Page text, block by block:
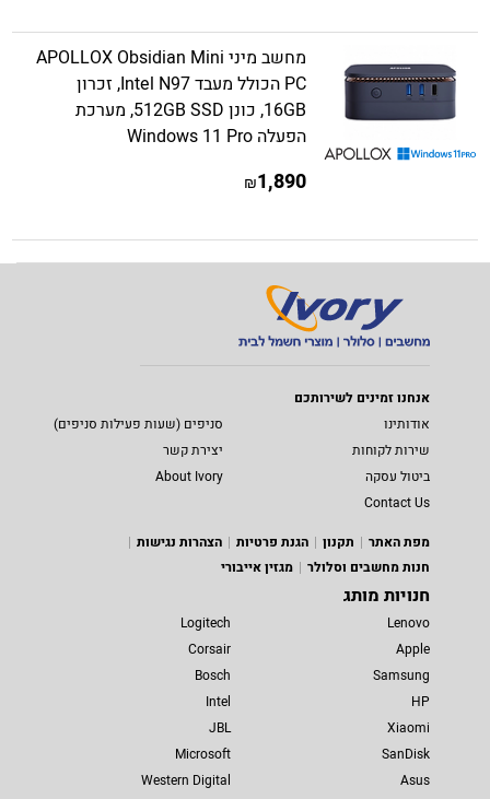
מחשב מיני APOLLOX Obsidian Mini
PC הכולל מעבד Intel N97, זכרון
16GB, כונן 512GB SSD, מערכת
הפעלה Windows 11 Pro
1,890
₪
אנחנו זמינים לשירותכם
אודותינו
סניפים (שעות פעילות סניפים)
שירות לקוחות
יצירת קשר
ביטול עסקה
About Ivory
Contact Us
מפת האתר
תקנון הגנת פרטיות
הצהרות נגישות
חנות מחשבים וסלולר
מגזין אייבורי
חנויות מותג
Lenovo
Apple
Samsung
HP
Xiaomi
SanDisk
Asus
Logitech
Corsair
Bosch
Intel
JBL
Microsoft
Western Digital